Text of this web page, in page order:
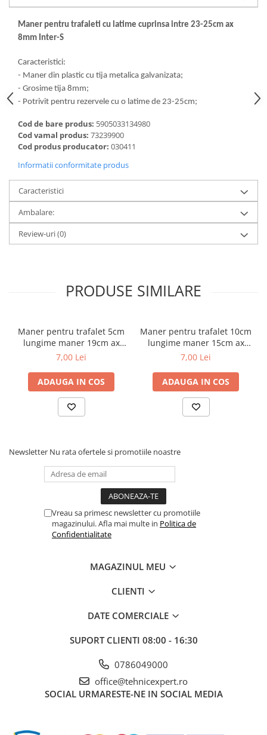
Maner pentru trafaleti cu latime cuprinsa intre 23-25cm ax
8mm Inter-S
Caracteristici:
- Maner din plastic cu tija metalica galvanizata;
- Grosime tija 8mm;
- Potrivit pentru rezervele cu o latime de 23-25cm;
Cod de bare produs: 5905033134980
Cod vamal produs: 73239900
Cod produs producator: 030411
Informatii conformitate produs
Caracteristici
Ambalare:
Review-uri(0)
PRODUSE SIMILARE
Maner pentru trafalet 5cm
lungime maner 19cm ax
6mm Inter-S
7,00 Lei
ADAUGA IN COS
Maner pentru trafalet 10cm
lungime maner 15cm ax
6mm Inter-S
7,00 Lei
ADAUGA IN COS
Newsletter Nu rata ofertele si promotiile noastre
Vreau sa primesc newsletter cu promotiile
magazinului. Afla mai multe in Politica de
Confidentialitate
MAGAZINUL MEU
CLIENTI
DATE COMERCIALE
SUPORT CLIENTI 08:00 - 16:30
0786049000
office@tehnicexpert.ro
SOCIAL URMARESTE-NE IN SOCIAL MEDIA